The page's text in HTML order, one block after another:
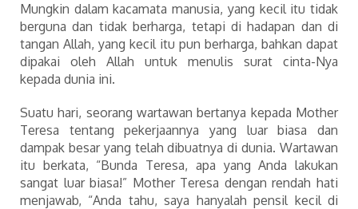
Mungkin dalam kacamata manusia, yang kecil itu tidak
berguna dan tidak berharga, tetapi di hadapan dan di
tangan Allah, yang kecil itu pun berharga, bahkan dapat
dipakai oleh Allah untuk menulis surat cinta-Nya
kepada dunia ini.
Suatu hari, seorang wartawan bertanya kepada Mother
Teresa tentang pekerjaannya yang luar biasa dan
dampak besar yang telah dibuatnya di dunia. Wartawan
itu berkata, “Bunda Teresa, apa yang Anda lakukan
sangat luar biasa!” Mother Teresa dengan rendah hati
menjawab, “Anda tahu, saya hanyalah pensil kecil di